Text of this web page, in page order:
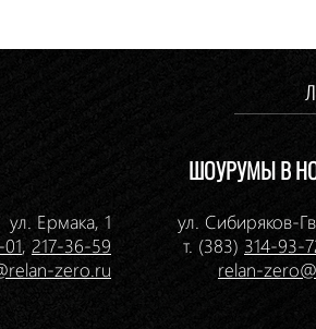
ШОУРУМЫ В
ул. Ермака, 1
, 217-36-59
zero.ru
ул. Сибиряков-
т. (383) 314-93-
relan-